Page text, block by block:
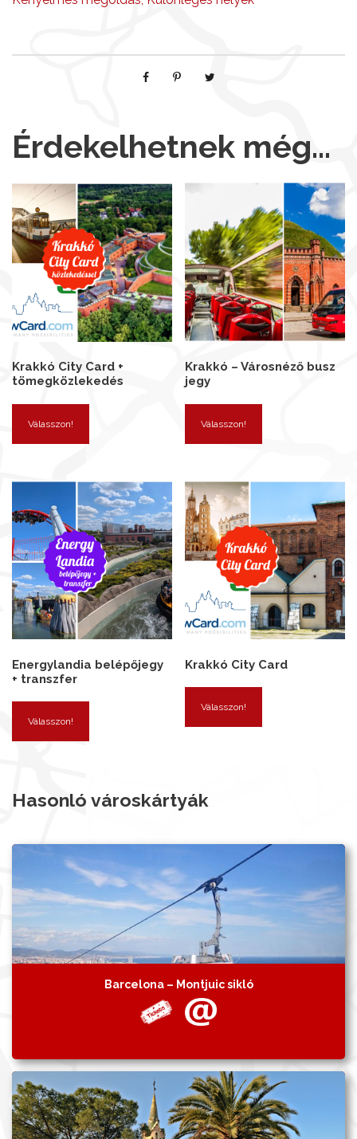
Érdekelhetnek még…
Krakkó City Card +
tömegközlekedés
Válasszon!
Krakkó – Városnéző busz
jegy
Válasszon!
Energylandia belépőjegy
+ transzfer
Válasszon!
Krakkó City Card
Válasszon!
Hasonló városkártyák
Barcelona – Montjuic sikló